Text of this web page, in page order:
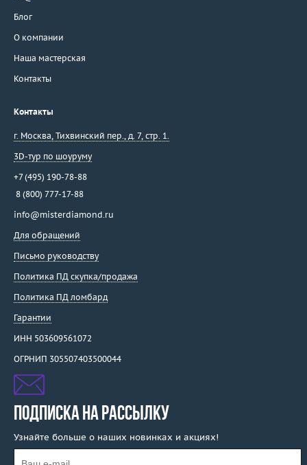
Блог
О компании
Наша мастерская
Контакты
Контакты
г. Москва, Тихвинский пер., д. 7, стр. 1.
3D-тур по шоуруму
+7 (495) 190-78-88
8 (800) 777-17-88
info@misterdiamond.ru
Для обращений
Письмо руководству
Политика ПД скупка/продажа
Политика ПД ломбард
Гарантии
ИНН 503609561072
ОГРНИП 305507403500044
ПОДПИСКА НА РАССЫЛКУ
Узнайте больше о наших новинках и акциях!